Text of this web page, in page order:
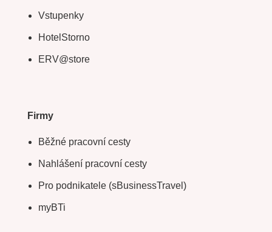
Vstupenky
HotelStorno
ERV@store
Firmy
Běžné pracovní cesty
Nahlášení pracovní cesty
Pro podnikatele (sBusinessTravel)
myBTi